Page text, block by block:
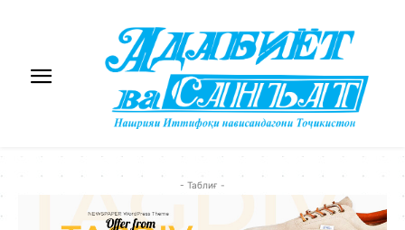
- Таблиғ -